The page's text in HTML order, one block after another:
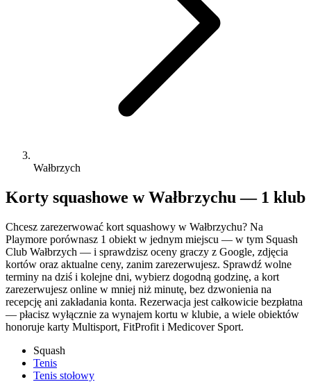
Wałbrzych
Korty squashowe w Wałbrzychu — 1 klub
Chcesz zarezerwować kort squashowy w Wałbrzychu? Na
Playmore porównasz 1 obiekt w jednym miejscu — w tym Squash
Club Wałbrzych — i sprawdzisz oceny graczy z Google, zdjęcia
kortów oraz aktualne ceny, zanim zarezerwujesz. Sprawdź wolne
terminy na dziś i kolejne dni, wybierz dogodną godzinę, a kort
zarezerwujesz online w mniej niż minutę, bez dzwonienia na
recepcję ani zakładania konta. Rezerwacja jest całkowicie bezpłatna
— płacisz wyłącznie za wynajem kortu w klubie, a wiele obiektów
honoruje karty Multisport, FitProfit i Medicover Sport.
Squash
Tenis
Tenis stołowy